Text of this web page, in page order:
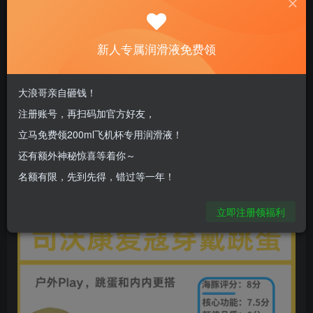
新老司机速来！注册自嗨网+扫码加好友，即
送200ml润滑液→
新人专属润滑液免费领
大浪哥亲自砸钱！
注册账号，再扫码加官方好友，
立马免费领200ml飞机杯专用润滑液！
还有额外神秘惊喜等着你～
名额有限，先到先得，错过等一年！
立即注册领福利